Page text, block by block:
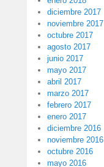
diciembre 2017
noviembre 2017
octubre 2017
agosto 2017
junio 2017
mayo 2017
abril 2017
marzo 2017
febrero 2017
enero 2017
diciembre 2016
noviembre 2016
octubre 2016
mayo 2016